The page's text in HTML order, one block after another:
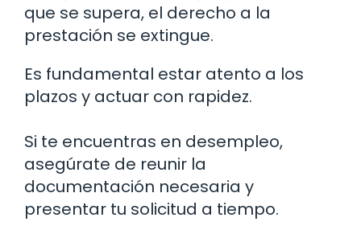
que se supera, el derecho a la
prestación se extingue.
Es fundamental estar atento a los
plazos y actuar con rapidez.
Si te encuentras en desempleo,
asegúrate de reunir la
documentación necesaria y
presentar tu solicitud a tiempo.